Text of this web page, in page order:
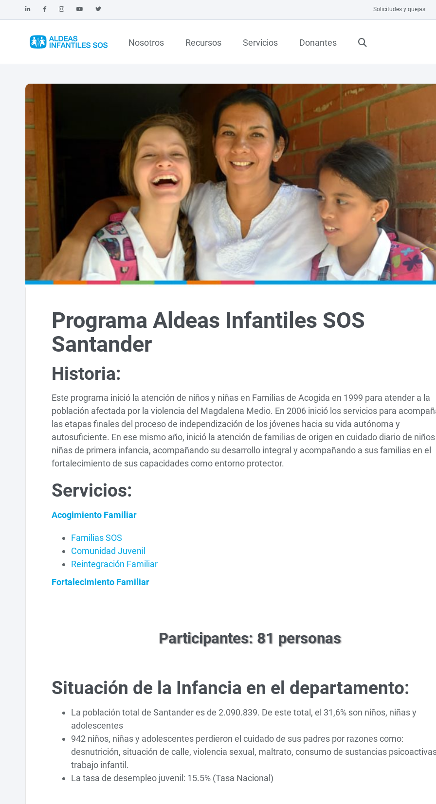
Solicitudes y quejas
Nosotros Recursos Servicios Donantes
Programa Aldeas Infantiles SOS
Santander
Historia:
Este programa inició la atención de niños y niñas en Familias de Acogida en 1999 para atender a la
población afectada por la violencia del Magdalena Medio. En 2006 inició los servicios para
las etapas finales del proceso de independización de los jóvenes hacia su vida autónoma y
autosuficiente. En ese mismo año, inició la atención de familias de origen en cuidado diario de
niñas de primera infancia, acompañando su desarrollo integral y acompañando a sus familias en el
fortalecimiento de sus capacidades como entorno protector.
Servicios:
Acogimiento Familiar
Familias SOS
Comunidad Juvenil
Reintegración Familiar
Fortalecimiento Familiar
Participantes: 81 personas
Situación de la Infancia en el departamento:
La población total de Santander es de 2.090.839. De este total, el 31,6% son niños, niñas y
adolescentes
942 niños, niñas y adolescentes perdieron el cuidado de sus padres por razones como:
desnutrición, situación de calle, violencia sexual, maltrato, consumo de sustancias
trabajo infantil.
La tasa de desempleo juvenil: 15.5% (Tasa Nacional)